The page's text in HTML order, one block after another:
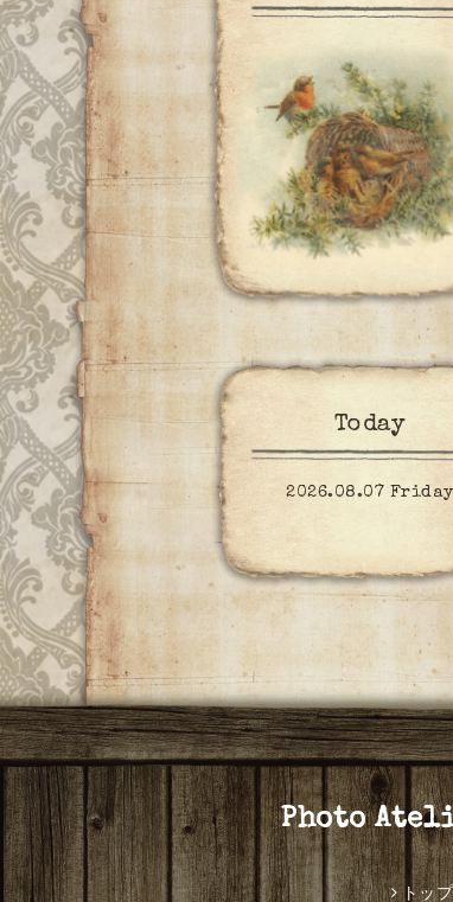
Today
2026.08.07 Friday
Photo
トッ